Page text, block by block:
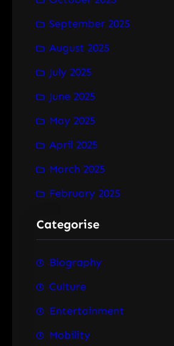
September 2025
August 2025
July 2025
June 2025
May 2025
April 2025
March 2025
February 2025
Categorise
Biography
Culture
Entertainment
Mobility